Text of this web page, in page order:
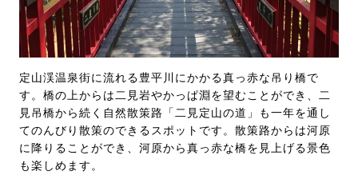
定山渓温泉街に流れる豊平川にかかる真っ赤な吊り橋で
す。橋の上からは二見岩やかっぱ淵を望むことができ、二
見吊橋から続く自然散策路「二見定山の道」も一年を通し
てのんびり散策のできるスポットです。散策路からは河原
に降りることができ、河原から真っ赤な橋を見上げる景色
も楽しめます。